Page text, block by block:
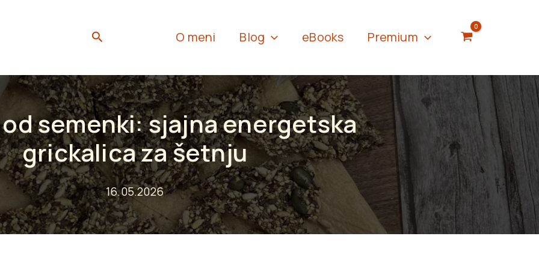
Search O meni Blog eBooks Premium
semenki: sjajna energetska
grickalica za šetnju
16.05.2026